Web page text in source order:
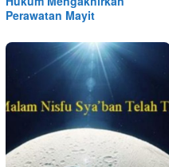
Perawatan Mayit